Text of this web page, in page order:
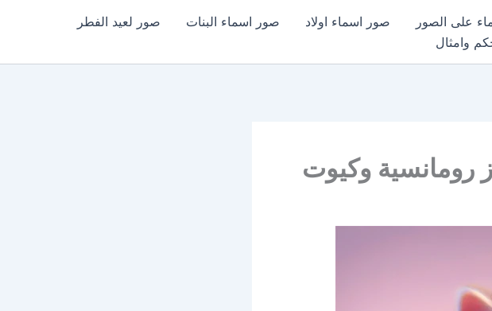
على الصور صور اسماء اولاد صور اسماء البنات
صور لعيد الفطر
وامثال
رومانسية وكيوت